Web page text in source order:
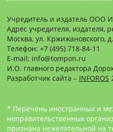
Учредитель и издатель ООО
Адрес учредителя, издателя,
Москва, ул. Кржижановского,
Телефон: +7 (495) 718-84-11
E-mail: info@tompon.ru
И.О. главного редактора
Разработчик сайта – INFOROS
* Перечень иностранных и
неправительственных
признана нежелательной на